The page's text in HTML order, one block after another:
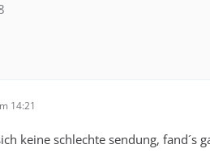
14:21
keine schlechte sendung, fand´s